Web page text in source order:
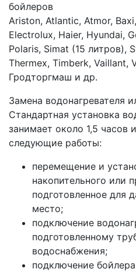
бойлеров
Ariston, Atlantic, Atmor,
Electrolux, Haier, Hyundai,
Polaris, Simat (15 литров),
Thermex, Timberk, Vaillant,
Гродторгмаш и др.
Замена водонагревателя
Стандартная установка
занимает около 1,5 часов
следующие работы:
перемещение и
накопительного или
подготовленное для
место;
подключение
подготовленному
водоснабжения;
подключение